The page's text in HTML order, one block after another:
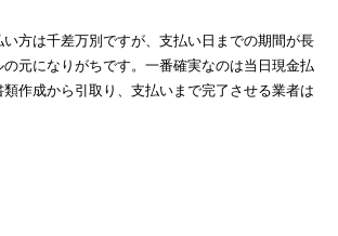
方は千差万別ですが、支払い日までの期間が長
の元になりがちです。一番確実なのは当日現金払
作成から引取り、支払いまで完了させる業者は